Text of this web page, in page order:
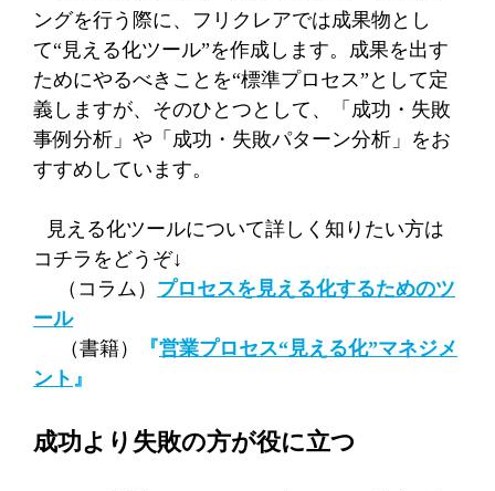
ングを行う際に、フリクレアでは成果物とし
て“見える化ツール”を作成します。成果を出す
ためにやるべきことを“標準プロセス”として定
義しますが、そのひとつとして、「成功・失敗
事例分析」や「成功・失敗パターン分析」をお
すすめしています。
見える化ツールについて詳しく知りたい方は
コチラをどうぞ↓
（コラム） プロセスを見える化するためのツ
ール
（書籍）
『営業プロセス“見える化”マネジメ
ント 』
成功より失敗の方が役に立つ